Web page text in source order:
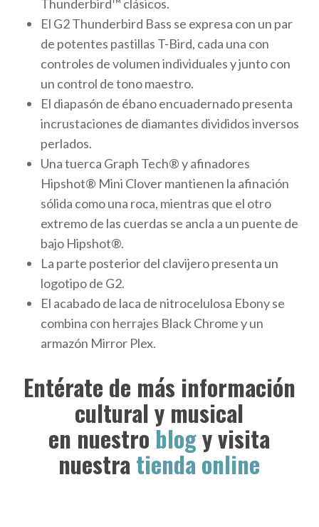
Thunderbird™ clásicos.
El G2 Thunderbird Bass se expresa con un par
de potentes pastillas T-Bird, cada una con
controles de volumen individuales y junto con
un control de tono maestro.
El diapasón de ébano encuadernado presenta
incrustaciones de diamantes divididos inversos
perlados.
Una tuerca Graph Tech® y afinadores
Hipshot® Mini Clover mantienen la afinación
sólida como una roca, mientras que el otro
extremo de las cuerdas se ancla a un puente de
bajo Hipshot®.
La parte posterior del clavijero presenta un
logotipo de G2.
El acabado de laca de nitrocelulosa Ebony se
combina con herrajes Black Chrome y un
armazón Mirror Plex.
Entérate de más información
cultural y musical
en nuestro blogy visita
nuestra tienda online